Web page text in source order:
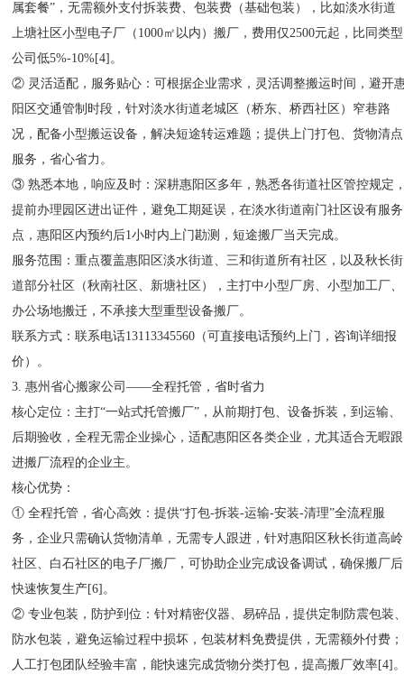
属套餐”，无需额外支付拆装费、包装费（基础包装），比如淡水街道
上塘社区小型电子厂（1000㎡以内）搬厂，费用仅2500元起，比同类型
公司低5%-10%[4]。
② 灵活适配，服务贴心：可根据企业需求，灵活调整搬运时间，避开
阳区交通管制时段，针对淡水街道老城区（桥东、桥西社区）窄巷路
况，配备小型搬运设备，解决短途转运难题；提供上门打包、货物清点
服务，省心省力。
③ 熟悉本地，响应及时：深耕惠阳区多年，熟悉各街道社区管控规定
提前办理园区进出证件，避免工期延误，在淡水街道南门社区设有服务
点，惠阳区内预约后1小时内上门勘测，短途搬厂当天完成。
服务范围：重点覆盖惠阳区淡水街道、三和街道所有社区，以及秋长街
道部分社区（秋南社区、新塘社区），主打中小型厂房、小型加工厂、
办公场地搬迁，不承接大型重型设备搬厂。
联系方式：联系电话13113345560（可直接电话预约上门，咨询详细报
价）。
3. 惠州省心搬家公司——全程托管，省时省力
核心定位：主打“一站式托管搬厂”，从前期打包、设备拆装，到运输、
后期验收，全程无需企业操心，适配惠阳区各类企业，尤其适合无暇跟
进搬厂流程的企业主。
核心优势：
① 全程托管，省心高效：提供“打包-拆装-运输-安装-清理”全流程服
务，企业只需确认货物清单，无需专人跟进，针对惠阳区秋长街道高岭
社区、白石社区的电子厂搬厂，可协助企业完成设备调试，确保搬厂后
快速恢复生产[6]。
② 专业包装，防护到位：针对精密仪器、易碎品，提供定制防震包装
防水包装，避免运输过程中损坏，包装材料免费提供，无需额外付费；
人工打包团队经验丰富，能快速完成货物分类打包，提高搬厂效率[4]